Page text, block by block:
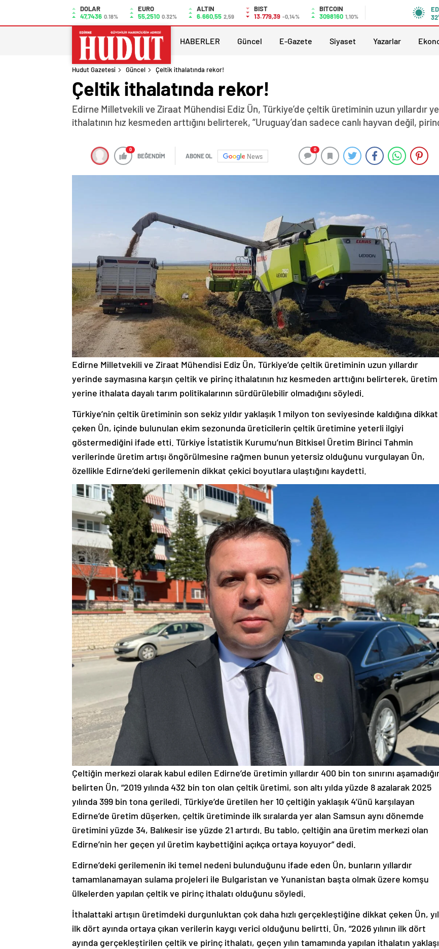
DOLAR
47,7436 0.18%
EURO
55,2510 0.32%
ALTIN
6.660,55 2,59
BIST
13.779,39 -0,14%
BITCOIN
3098160 1,10%
HABERLER Güncel E-Gazete Siyaset Yazarlar
Hudut Gazetesi Güncel Çeltik ithalatında rekor!
Çeltik ithalatında rekor!
Edirne Milletvekili ve Ziraat Mühendisi Ediz Ün, Türkiye’de çeltik üretiminin uzun yıllardır
ithalatının hız kesmeden arttığını belirterek, “Uruguay’dan sadece canlı hayvan değil,
0
BEĞENDİM ABONE OL News
0
Edirne Milletvekili ve Ziraat Mühendisi Ediz Ün, Türkiye’de çeltik üretiminin uzun yıllardır
yerinde saymasına karşın çeltik ve pirinç ithalatının hız kesmeden arttığını belirterek, üretim
yerine ithalata dayalı tarım politikalarının sürdürülebilir olmadığını söyledi.
Türkiye’nin çeltik üretiminin son sekiz yıldır yaklaşık 1 milyon ton seviyesinde kaldığına dikkat
çeken Ün, içinde bulunulan ekim sezonunda üreticilerin çeltik üretimine yeterli ilgiyi
göstermediğini ifade etti. Türkiye İstatistik Kurumu’nun Bitkisel Üretim Birinci Tahmin
verilerinde üretim artışı öngörülmesine rağmen bunun yetersiz olduğunu vurgulayan Ün,
özellikle Edirne’deki gerilemenin dikkat çekici boyutlara ulaştığını kaydetti.
Çeltiğin merkezi olarak kabul edilen Edirne’de üretimin yıllardır 400 bin ton sınırını
belirten Ün, “2019 yılında 432 bin ton olan çeltik üretimi, son altı yılda yüzde 8 azalarak 2025
yılında 399 bin tona geriledi. Türkiye’de üretilen her 10 çeltiğin yaklaşık 4’ünü karşılayan
Edirne’de üretim düşerken, çeltik üretiminde ilk sıralarda yer alan Samsun aynı dönemde
üretimini yüzde 34, Balıkesir ise yüzde 21 artırdı. Bu tablo, çeltiğin ana üretim merkezi olan
Edirne’nin her geçen yıl üretim kaybettiğini açıkça ortaya koyuyor” dedi.
Edirne’deki gerilemenin iki temel nedeni bulunduğunu ifade eden Ün, bunların yıllardır
tamamlanamayan sulama projeleri ile Bulgaristan ve Yunanistan başta olmak üzere komşu
ülkelerden yapılan çeltik ve pirinç ithalatı olduğunu söyledi.
İthalattaki artışın üretimdeki durgunluktan çok daha hızlı gerçekleştiğine dikkat çeken Ün,
ilk dört ayında ortaya çıkan verilerin kaygı verici olduğunu belirtti. Ün, “2026 yılının ilk dört
ayında gerçekleştirilen çeltik ve pirinç ithalatı, geçen yılın tamamında yapılan ithalatın